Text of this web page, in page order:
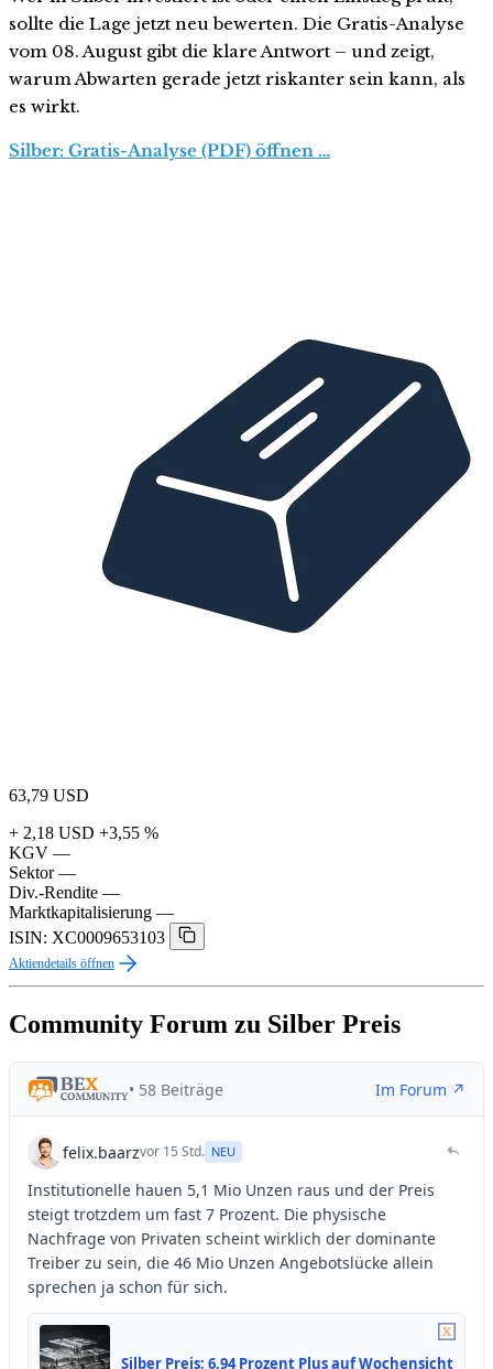
sollte die Lage jetzt neu bewerten. Die Gratis-Analyse
vom 08. August gibt die klare Antwort – und zeigt,
warum Abwarten gerade jetzt riskanter sein kann, als
es wirkt.
Silber: Gratis-Analyse (PDF) öffnen …
63,79 USD
+ 2,18 USD +3,55 %
KGV —
Sektor —
Div.-Rendite —
Marktkapitalisierung —
ISIN: XC0009653103
Aktiendetails öffnen
Community Forum zu Silber Preis